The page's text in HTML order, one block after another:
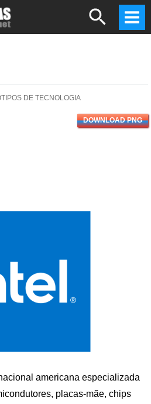
Search
DE TECNOLOGIA
DOWNLOAD PNG
americana especializada
placas-mãe, chips